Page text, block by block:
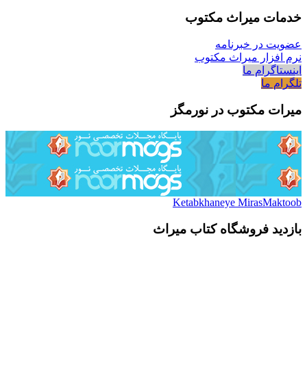
خدمات میراث مکتوب
عضویت در خبرنامه
نرم افزار میراث مکتوب
اینستاگرام ما
تلگرام ما
میرات مکتوب در نورمگز
Ketabkhaneye MirasMaktoob
بازدید فروشگاه کتاب میراث